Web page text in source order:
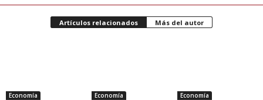
Artículos relacionados Más del autor
Economía Economía Economía